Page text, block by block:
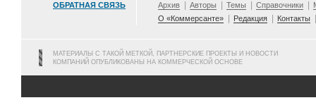
ОБРАТНАЯ СВЯЗЬ Архив Авторы Темы Справочники
О «Коммерсанте»
Редакция Контакты
МАТЕРИАЛЫ С ТАКОЙ МЕТКОЙ, ПАРТНЕРСКИЕ ПРОЕКТЫ И НОВОСТИ
КОМПАНИЙ ОПУБЛИКОВАНЫ НА КОММЕРЧЕСКОЙ ОСНОВЕ